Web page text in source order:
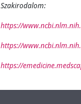
Szakirodalom:
https://
https://
https://